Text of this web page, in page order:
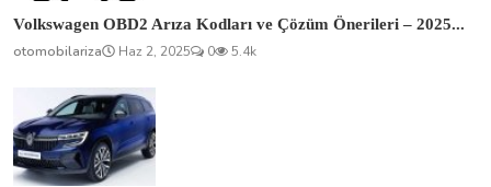
Volkswagen OBD2 Arıza Kodları ve Çözüm Önerileri – 2025...
otomobilariza
Haz 2, 2025 0 5.4k